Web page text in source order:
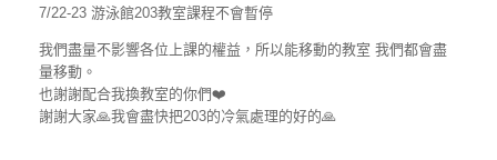
7/22-23 游泳館203教室課程不會暫停
我們盡量不影響各位上課的權益，所以能移動的教室 我們都會盡
量移動。
也謝謝配合我換教室的你們❤️
謝謝大家🙏我會盡快把203的冷氣處理的好的🙏